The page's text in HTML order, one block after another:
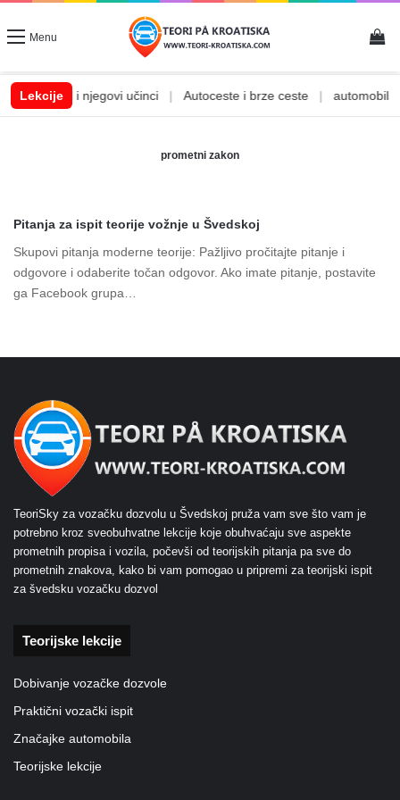
Menu
Lekcije
Alkohol i njegovi učinci Autoceste i brze ceste
prometni zakon
Pitanja za ispit teorije vožnje u Švedskoj
Skupovi pitanja moderne teorije: Pažljivo pročitajte pitanje i
odgovore i odaberite točan odgovor. Ako imate pitanje, postavite
ga Facebook grupa…
TeoriSky za vozačku dozvolu u Švedskoj pruža vam sve što vam je
potrebno kroz sveobuhvatne lekcije koje obuhvaćaju sve aspekte
prometnih propisa i vozila, počevši od teorijskih pitanja pa sve do
prometnih znakova, kako bi vam pomogao u pripremi za teorijski ispit
za švedsku vozačku dozvol
Teorijske lekcije
Dobivanje vozačke dozvole
Praktični vozački ispit
Značajke automobila
Teorijske lekcije